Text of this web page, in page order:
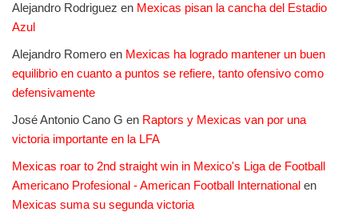
Alejandro Rodriguez en Mexicas pisan la cancha del Estadio
Azul
Alejandro Romero en Mexicas ha logrado mantener un buen
equilibrio en cuanto a puntos se refiere, tanto ofensivo como
defensivamente
José Antonio Cano G en Raptors y Mexicas van por una
victoria importante en la LFA
Mexicas roar to 2nd straight win in Mexico's Liga de Football
Americano Profesional - American Football International en
Mexicas suma su segunda victoria